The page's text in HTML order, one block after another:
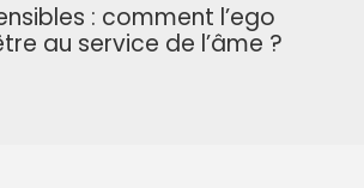
: comment l’ego
au service de l’âme ?